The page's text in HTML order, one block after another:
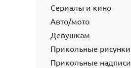
Сериалы и кино
Авто/мото
Девушкам
Прикольные рисунки
Прикольные надписи